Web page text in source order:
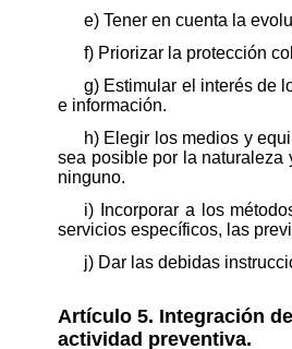
e) Tener en cuenta la
f) Priorizar la protección
g) Estimular el interés de
e información.
h) Elegir los medios y
sea posible por la naturaleza
ninguno.
i) Incorporar a los
servicios específicos, las
j) Dar las debidas
Artículo 5. Integración
actividad preventiva.